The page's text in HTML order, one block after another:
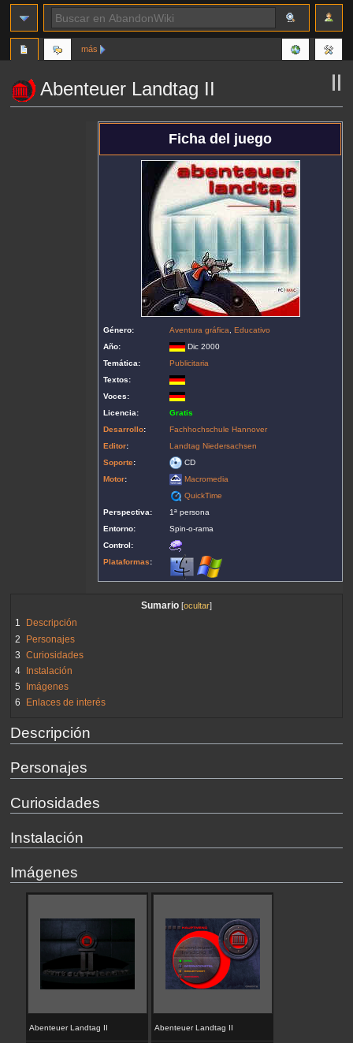
Abenteuer Landtag II
Ficha del juego
Género: Aventura gráfica ,Educativo
Año:
Dic 2000
Temática:
Publicitaria
Textos:
Voces:
Licencia:
Gratis
Desarrollo:
Fachhochschule Hannover
Editor:
Landtag Niedersachsen
Soporte:
CD
Motor:
Macromedia
QuickTime
Perspectiva:
1ª persona
Entorno:
Spin-o-rama
Control:
Plataformas:
Sumario
1
Descripción
2
Personajes
3 Curiosidades
4
Instalación
5
Imágenes
6
Enlaces de interés
Descripción
Personajes
Curiosidades
Instalación
Imágenes
Abenteuer Landtag II Abenteuer Landtag II
más